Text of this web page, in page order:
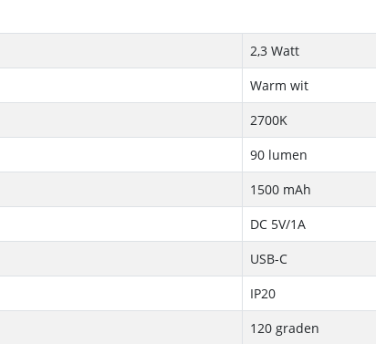
2,3 Watt
Warm wit
2700K
90 lumen
1500 mAh
DC 5V/1A
USB-C
IP20
120 graden